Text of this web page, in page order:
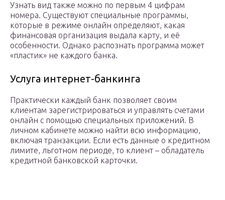
Узнать вид также можно по первым 4 цифрам
номера. Существуют специальные программы,
которые в режиме онлайн определяют, какая
финансовая организация выдала карту, и её
особенности. Однако распознать программа может
«пластик» не каждого банка.
Услуга интернет-банкинга
Практически каждый банк позволяет своим
клиентам зарегистрироваться и управлять счетами
онлайн с помощью специальных приложений. В
личном кабинете можно найти всю информацию,
включая транзакции. Если есть данные о кредитном
лимите, льготном периоде, то клиент – обладатель
кредитной банковской карточки.